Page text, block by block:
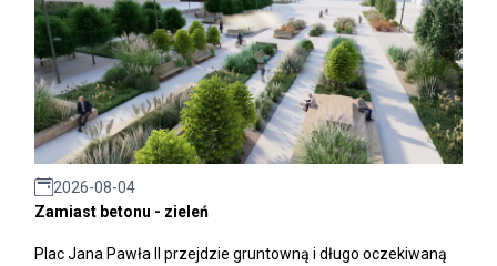
2026-08-04
Zamiast betonu - zieleń
Plac Jana Pawła II przejdzie gruntowną i długo oczekiwaną